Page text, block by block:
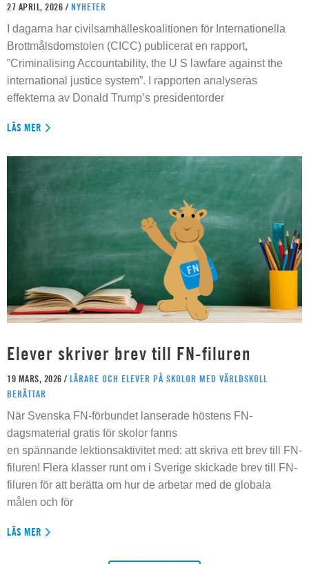
27 APRIL, 2026 / NYHETER
I dagarna har civilsamhälleskoalitionen för Internationella
Brottmålsdomstolen (CICC) publicerat en rapport,
”Criminalising Accountability, the U S lawfare against the
international justice system”. I rapporten analyseras
effekterna av Donald Trump’s presidentorder
LÄS MER
Elever skriver brev till FN-filuren
19 MARS, 2026 / LÄRARE OCH ELEVER PÅ SKOLOR MED VÄRLDSKOLL
BERÄTTAR
När Svenska FN-förbundet lanserade höstens FN-
dagsmaterial gratis för skolor fanns
en spännande lektionsaktivitet med: att skriva ett brev till FN-
filuren! Flera klasser runt om i Sverige skickade brev till FN-
filuren för att berätta om hur de arbetar med de globala
målen och för
LÄS MER